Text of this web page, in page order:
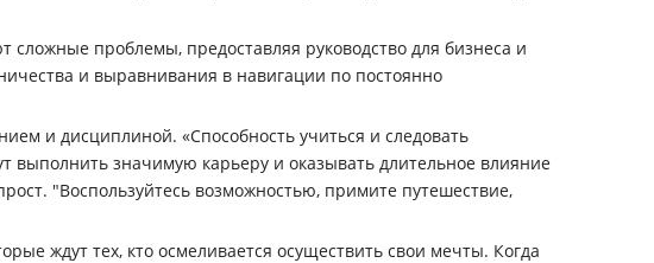
сложные проблемы, предоставляя руководство для бизнеса и
и выравнивания в навигации по постоянно
и дисциплиной. «Способность учиться и следовать
выполнить значимую карьеру и оказывать длительное влияние
"Воспользуйтесь возможностью, примите путешествие,
ждут тех, кто осмеливается осуществить свои мечты. Когда